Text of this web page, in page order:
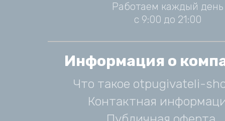
Работаем каждый день
с 9:00 до 21:00
Информация о
Что такое otpugivateli-
Контактная